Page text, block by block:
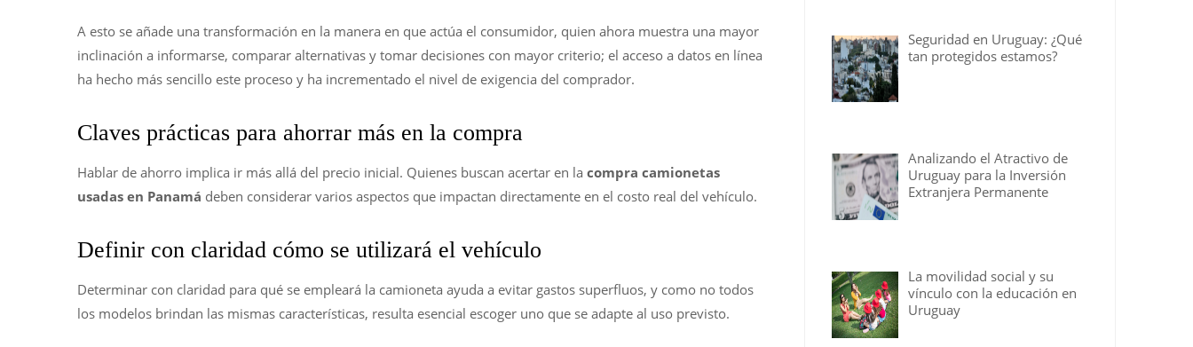
A esto se añade una transformación en la manera en que actúa el consumidor, quien ahora muestra una mayor
inclinación a informarse, comparar alternativas y tomar decisiones con mayor criterio; el acceso a datos en línea
ha hecho más sencillo este proceso y ha incrementado el nivel de exigencia del comprador.
Claves prácticas para ahorrar más en la compra
Hablar de ahorro implica ir más allá del precio inicial. Quienes buscan acertar en la compra camionetas
usadas en Panamá deben considerar varios aspectos que impactan directamente en el costo real del vehículo.
Definir con claridad cómo se utilizará el vehículo
Determinar con claridad para qué se empleará la camioneta ayuda a evitar gastos superfluos, y como no todos
los modelos brindan las mismas características, resulta esencial escoger uno que se adapte al uso previsto.
Seguridad en Uruguay: ¿Qué
tan protegidos estamos?
Analizando el Atractivo de
Uruguay para la Inversión
Extranjera Permanente
La movilidad social y su
vínculo con la educación en
Uruguay